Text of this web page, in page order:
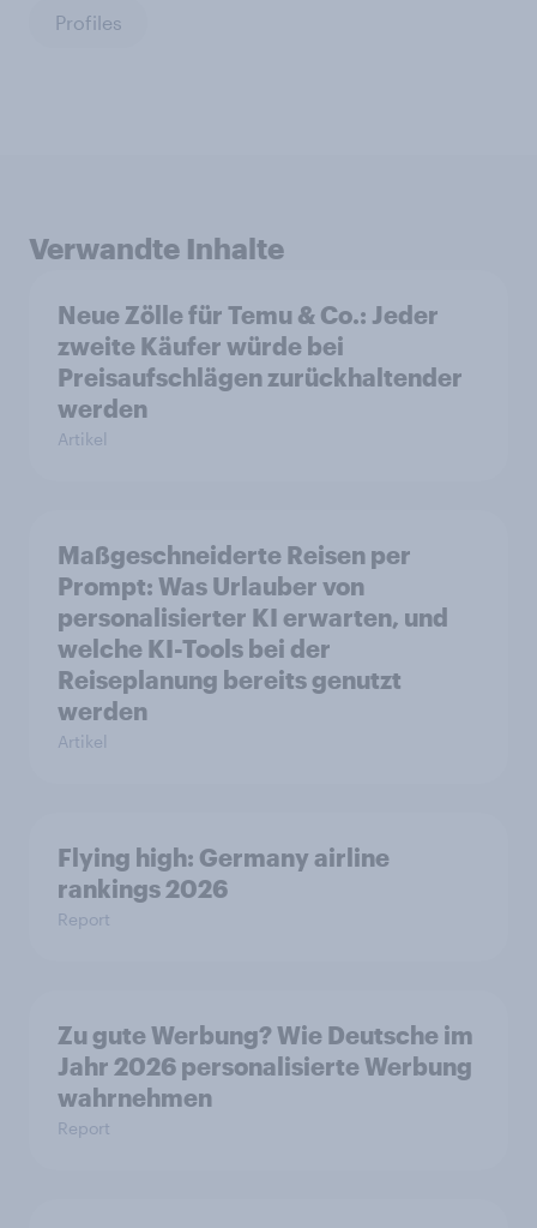
Profiles
Verwandte Inhalte
Neue Zölle für Temu & Co.: Jeder
zweite Käufer würde bei
Preisaufschlägen zurückhaltender
werden
Artikel
Maßgeschneiderte Reisen per
Prompt: Was Urlauber von
personalisierter KI erwarten, und
welche KI-Tools bei der
Reiseplanung bereits genutzt
werden
Artikel
Flying high: Germany airline
rankings 2026
Report
Zu gute Werbung? Wie Deutsche im
Jahr 2026 personalisierte Werbung
wahrnehmen
Report